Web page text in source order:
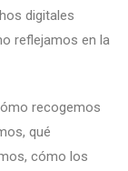
digitales
reflejamos en la
recogemos
qué
cómo los